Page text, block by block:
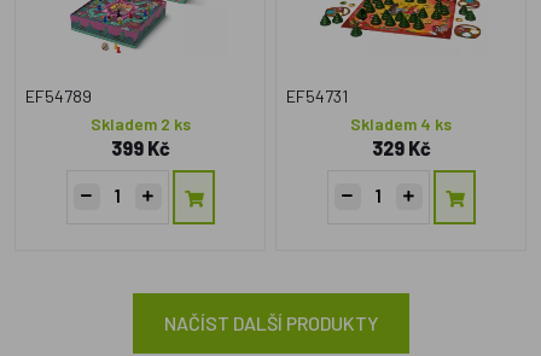
EF54789
Skladem 2 ks
399 Kč
EF54731
Skladem 4 ks
329 Kč
NAČÍST DALŠÍ PRODUKTY